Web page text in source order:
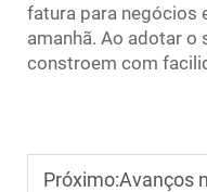
fatura para negócios
amanhã. Ao adotar o
constroem com
Próximo:Avanços no